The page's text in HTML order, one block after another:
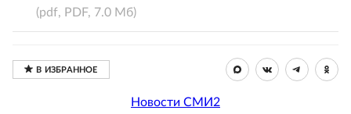
(pdf, PDF, 7.0 Мб)
Новости СМИ2